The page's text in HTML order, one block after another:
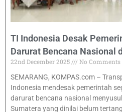
TI Indonesia Desak
Darurat Bencana Nasional
22nd December 2025
No Comments
SEMARANG, KOMPAS.com –
Indonesia mendesak pemerintah
darurat bencana nasional
Sumatera yang dinilai belum